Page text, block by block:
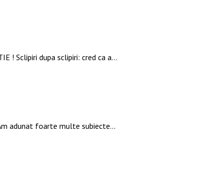
! Sclipiri dupa sclipiri: cred ca a…
adunat foarte multe subiecte…